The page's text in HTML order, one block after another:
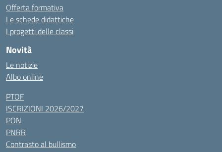
Offerta formativa
Le schede didattiche
I progetti delle classi
Novità
Le notizie
Albo online
PTOF
ISCRIZIONI 2026/2027
PON
PNRR
Contrasto al bullismo